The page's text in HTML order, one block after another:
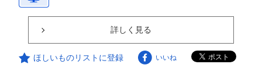
詳しく見る
ほしいものリストに登録 いいね